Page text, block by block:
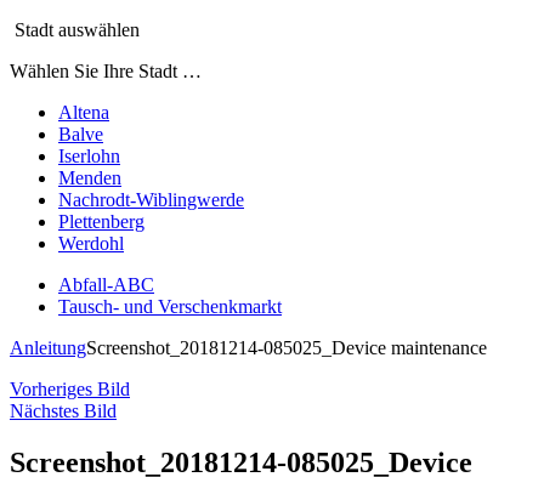
Stadt auswählen
Wählen Sie Ihre Stadt …
Altena
Balve
Iserlohn
Menden
Nachrodt-Wiblingwerde
Plettenberg
Werdohl
Abfall-ABC
Tausch- und Verschenkmarkt
AnleitungScreenshot_20181214-085025_Device maintenance
Vorheriges Bild
Nächstes Bild
Screenshot_20181214-085025_Device